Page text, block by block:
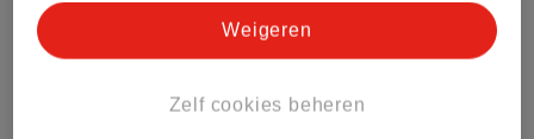
Nature Impact Score: 30%
Koffie/Koffievervangers gemiddelde: 16%
Hogere score betekent lagere impact
Zelf cookies beheren
Weigeren